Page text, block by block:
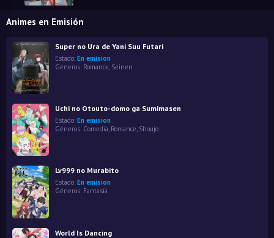
Animes en Emisión
Super no Ura de Yani Suu Futari
Estado: En emision
Géneros: Romance Seinen
Uchi no Otouto-domo ga Sumimasen
Estado: En emision
Géneros: Comedia, Romance, Shoujo
Lv999 no Murabito
Estado: En emision
Géneros: Fantasía
World Is Dancing